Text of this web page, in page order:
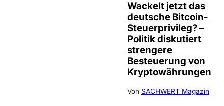
Wackelt jetzt das
deutsche Bitcoin-
Steuerprivileg? –
Politik diskutiert
strengere
Besteuerung von
Kryptowährungen
Von SACHWERT Magazin